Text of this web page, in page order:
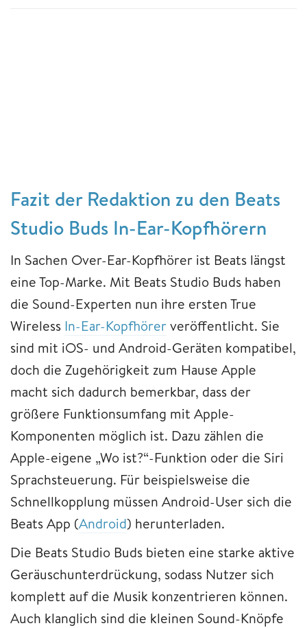
Fazit der Redaktion zu den Beats
Studio Buds In-Ear-Kopfhörern
In Sachen Over-Ear-Kopfhörer ist Beats längst
eine Top-Marke. Mit Beats Studio Buds haben
die Sound-Experten nun ihre ersten True
Wireless In-Ear-Kopfhörerveröffentlicht. Sie
sind mit iOS- und Android-Geräten kompatibel,
doch die Zugehörigkeit zum Hause Apple
macht sich dadurch bemerkbar, dass der
größere Funktionsumfang mit Apple-
Komponenten möglich ist. Dazu zählen die
Apple-eigene „Wo ist?“-Funktion oder die Siri
Sprachsteuerung. Für beispielsweise die
Schnellkopplung müssen Android-User sich die
Beats App (Android) herunterladen.
Die Beats Studio Buds bieten eine starke aktive
Geräuschunterdrückung, sodass Nutzer sich
komplett auf die Musik konzentrieren können.
Auch klanglich sind die kleinen Sound-Knöpfe